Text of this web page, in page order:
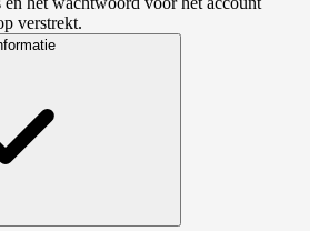
verstrekt.